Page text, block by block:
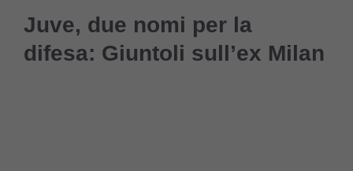
Juve, due nomi per la
difesa: Giuntoli sull’ex Milan